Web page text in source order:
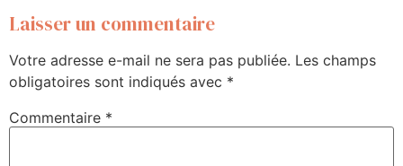
Laisser un commentaire
Votre adresse e-mail ne sera pas publiée. Les champs
obligatoires sont indiqués avec *
Commentaire *